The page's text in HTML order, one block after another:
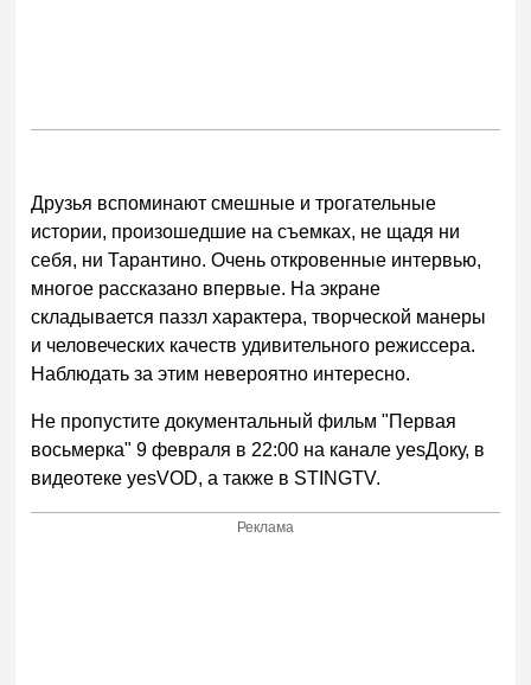
Друзья вспоминают смешные и трогательные
истории, произошедшие на съемках, не щадя ни
себя, ни Тарантино. Очень откровенные интервью,
многое рассказано впервые. На экране
складывается паззл характера, творческой манеры
и человеческих качеств удивительного режиссера.
Наблюдать за этим невероятно интересно.
Не пропустите документальный фильм "Первая
восьмерка" 9 февраля в 22:00 на канале yesДоку, в
видеотеке yesVOD, а также в STINGTV.
Реклама